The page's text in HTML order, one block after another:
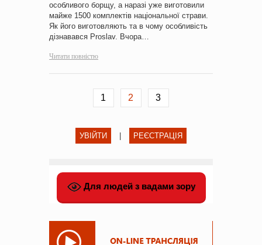
особливого борщу, а наразі уже виготовили
майже 1500 комплектів національної страви.
Як його виготовляють та в чому особливість
дізнавався Proslav. Вчора…
Читати повністю
1 2 3
УВІЙТИ РЕЄСТРАЦІЯ
Для людей з вадами зору